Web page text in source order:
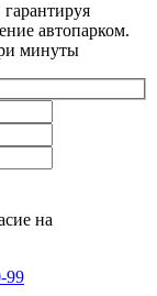
автопарком.
минуты
на
99